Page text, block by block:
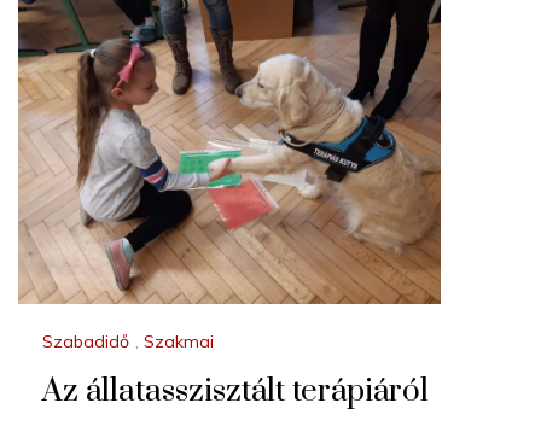
Szabadidő , Szakmai
Az állatasszisztált terápiáról